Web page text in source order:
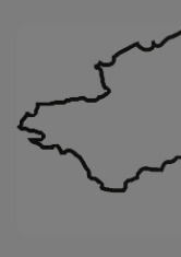
AGENDA
INFOS POP ROCK
La Radio
EMISSIONS